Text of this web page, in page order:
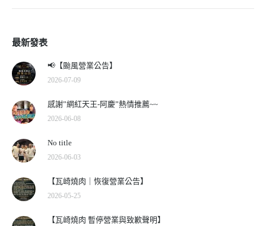
最新發表
📢【颱風營業公告】
2026-07-09
感謝”網紅天王-阿慶”熱情推薦~~
2026-06-08
No title
2026-06-03
【瓦崎燒肉｜恢復營業公告】
2026-05-25
【瓦崎燒肉 暫停營業與致歉聲明】